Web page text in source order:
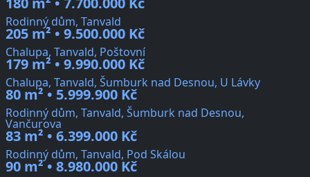
Rodinný dům, Tanvald
205 m² • 9.500.000 Kč
Chalupa, Tanvald, Poštovní
179 m² • 9.990.000 Kč
Chalupa, Tanvald, Šumburk nad Desnou, U Lávky
80 m² • 5.999.900 Kč
Rodinný dům, Tanvald, Šumburk nad Desnou,
Vančurova
83 m² • 6.399.000 Kč
Rodinný dům, Tanvald, Pod Skálou
90 m² • 8.980.000 Kč